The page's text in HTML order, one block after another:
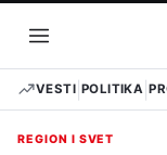
sadržaj
Otvori
meni
VESTI POLITIKA
REGION I SVET